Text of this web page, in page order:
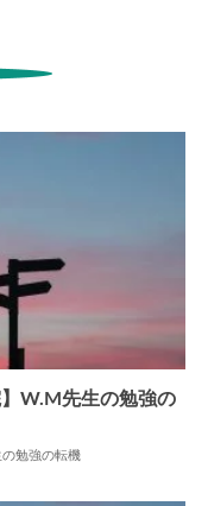
】W.M先生の勉強の
勉強の転機